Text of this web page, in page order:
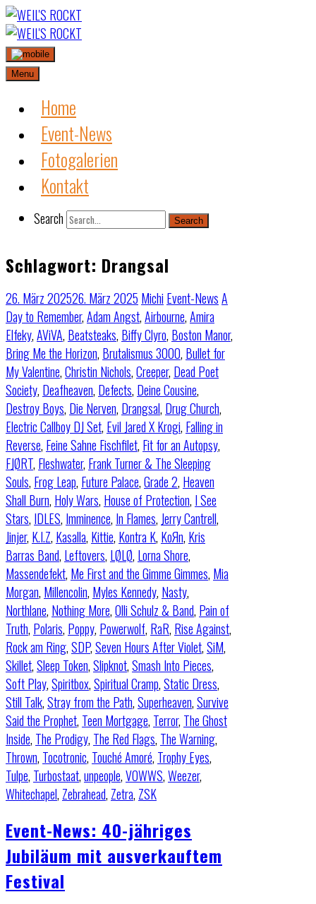
Skip
to
content
Menu
Home
Event-News
Fotogalerien
Kontakt
Search Search
Schlagwort: Drangsal
26. März 202526. März 2025 Michi Event-NewsA
Day to Remember,Adam Angst,Airbourne,Amira
Elfeky,AViVA, Beatsteaks, Biffy Clyro, Boston Manor,
Bring Me the Horizon, Brutalismus 3000, Bullet for
My Valentine,Christin Nichols,Creeper, Dead Poet
Society, Deafheaven, Defects, Deine Cousine,
Destroy Boys, Die Nerven, Drangsal, Drug Church,
Electric Callboy DJ Set, Evil Jared X Krogi, Falling in
Reverse, Feine Sahne Fischfilet, Fit for an Autopsy,
FJØRT, Fleshwater, Frank Turner & The Sleeping
Souls, Frog Leap, Future Palace,Grade 2, Heaven
Shall Burn, Holy Wars, House of Protection, I See
Stars, IDLES, Imminence, In Flames, Jerry Cantrell,
Jinjer, K.I.Z, Kasalla, Kittie, Kontra K, KoЯn, Kris
Barras Band, Leftovers, LØLØ, Lorna Shore,
Massendefekt, Me First and the Gimme Gimmes, Mia
Morgan, Millencolin, Myles Kennedy, Nasty,
Northlane, Nothing More,Olli Schulz & Band, Pain of
Truth, Polaris, Poppy, Powerwolf, RaR, Rise Against,
Rock am Ring,SDP,Seven Hours After Violet,SiM,
Skillet,Sleep Token,Slipknot,Smash Into Pieces,
Soft Play,Spiritbox,Spiritual Cramp,Static Dress,
Still Talk,Stray from the Path,Superheaven,Survive
Said the Prophet, Teen Mortgage, Terror, The Ghost
Inside, The Prodigy, The Red Flags, The Warning,
Thrown, Tocotronic, Touché Amoré, Trophy Eyes,
Tulpe, Turbostaat,unpeople,VOWWS,Weezer,
Whitechapel, Zebrahead, Zetra, ZSK
Event-News: 40-jähriges
Jubiläum mit ausverkauftem
Festival